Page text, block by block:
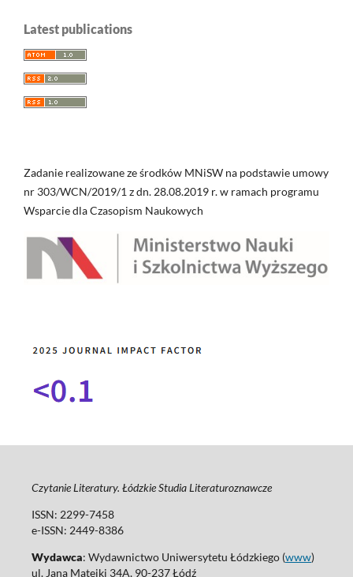
Latest publications
Zadanie realizowane ze środków MNiSW na podstawie umowy
nr 303/WCN/2019/1 z dn. 28.08.2019 r. w ramach programu
Wsparcie dla Czasopism Naukowych
Czytanie Literatury. Łódzkie Studia Literaturoznawcze
ISSN: 2299-7458
e-ISSN: 2449-8386
Wydawca: Wydawnictwo Uniwersytetu Łódzkiego (www)
ul. Jana Matejki 34A, 90-237 Łódź